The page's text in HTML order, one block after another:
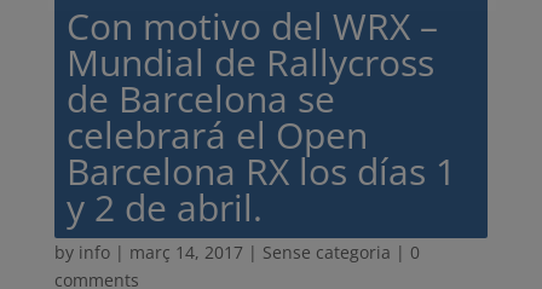
Con motivo del WRX –
Mundial de Rallycross
de Barcelona se
celebrará el Open
Barcelona RX los días 1
y 2 de abril.
by info| març 14, 2017 | Sense categoria | 0
comments